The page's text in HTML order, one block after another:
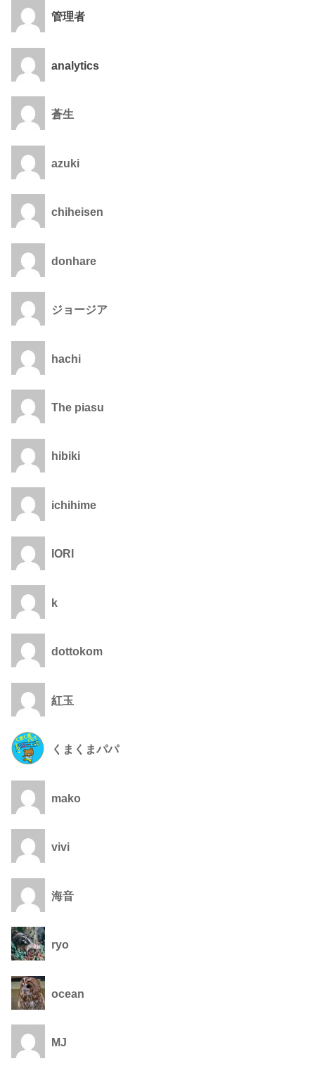
管理者
analytics
蒼生
azuki
chiheisen
donhare
ジョージア
hachi
The piasu
hibiki
ichihime
IORI
k
dottokom
紅玉
くまくまパパ
mako
vivi
海音
ryo
ocean
MJ